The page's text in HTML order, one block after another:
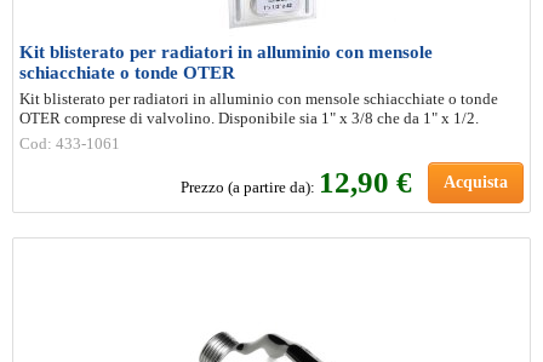
Kit blisterato per radiatori in alluminio con mensole
schiacchiate o tonde OTER
Kit blisterato per radiatori in alluminio con mensole schiacchiate o tonde
OTER comprese di valvolino. Disponibile sia 1" x 3/8 che da 1" x 1/2.
Cod: 433-1061
Prezzo (a partire da): 12,90 € Acquista